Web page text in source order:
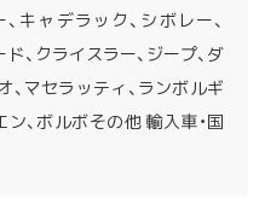
キャデラック、シボレー、
、クライスラー、ジープ、ダ
、マセラッティ、ランボルギ
ン、ボルボその他 輸入車・国